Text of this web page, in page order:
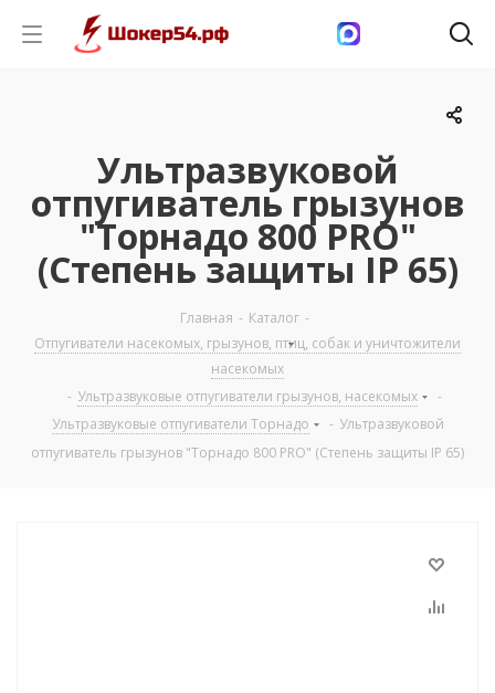
Ультразвуковой
отпугиватель грызунов
"Торнадо 800 PRO"
(Степень защиты IP 65)
Главная - Каталог -
Отпугиватели насекомых, грызунов, птиц, собак и уничтожители
насекомых
- Ультразвуковые отпугиватели грызунов, насекомых
-
Ультразвуковые отпугиватели Торнадо
- Ультразвуковой
отпугиватель грызунов "Торнадо 800 PRO" (Степень защиты IP 65)